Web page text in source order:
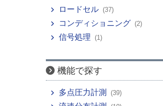
ロードセル (37)
コンディショニング (2)
信号処理 (1)
機能で探す
多点圧力計測 (39)